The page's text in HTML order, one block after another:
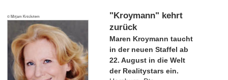
© Mirjam Knickriem
"Kroymann" kehrt
zurück
Maren Kroymann taucht
in der neuen Staffel ab
22. August in die Welt
der Realitystars ein.